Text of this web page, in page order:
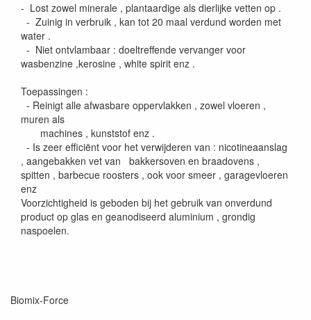
- Lost zowel minerale , plantaardige als dierlijke vetten op .
- Zuinig in verbruik , kan tot 20 maal verdund worden met
water .
- Niet ontvlambaar : doeltreffende vervanger voor
wasbenzine ,kerosine , white spirit enz .
Toepassingen :
- Reinigt alle afwasbare oppervlakken , zowel vloeren ,
muren als
machines , kunststof enz .
- Is zeer efficiënt voor het verwijderen van : nicotineaanslag
, aangebakken vet van bakkersoven en braadovens ,
spitten , barbecue roosters , ook voor smeer , garagevloeren
enz
Voorzichtigheid is geboden bij het gebruik van onverdund
product op glas en geanodiseerd aluminium , grondig
naspoelen.
Biomix-Force